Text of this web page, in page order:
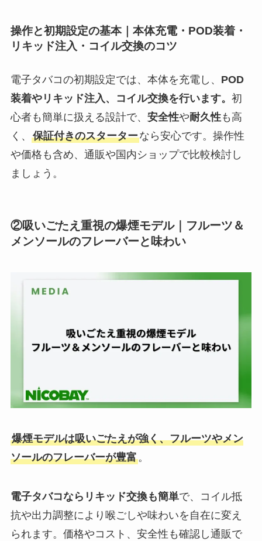
操作と初期設定の基本｜本体充電・POD装着・
リキッド注入・コイル交換のコツ
電子タバコの初期設定では、本体を充電し、 POD
装着やリキッド注入、コイル交換を行います。 初
心者も簡単に扱える設計で、 安全性や耐久性も高
く、 保証付きのスターターなら安心です。操作性
や価格も含め、通販や国内ショップで比較検討し
ましょう。
②吸いごたえ重視の爆煙モデル｜フルーツ＆
メンソールのフレーバーと味わい
爆煙モデルは吸いごたえが強く、フルーツやメン
ソールのフレーバーが豊富。
電子タバコならリキッド交換も簡単で、コイル抵
抗や出力調整により喉ごしや味わいを自在に変え
られます。価格やコスト、安全性も確認し通販で